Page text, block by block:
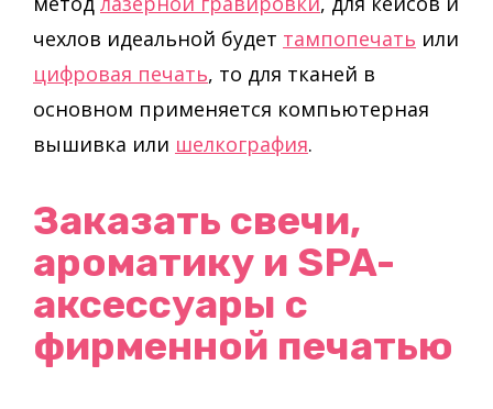
чехлов идеальной будет тампопечать или
цифровая печать, то для тканей в
основном применяется компьютерная
вышивка или шелкография.
Заказать свечи,
ароматику и SPA-
аксессуары с
фирменной печатью